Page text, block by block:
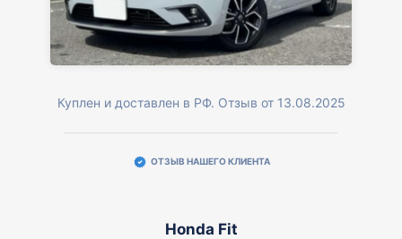
Куплен и доставлен в РФ. Отзыв от 13.08.2025
ОТЗЫВ НАШЕГО КЛИЕНТА
Honda Fit